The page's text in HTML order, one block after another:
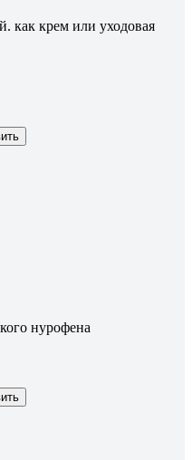
как крем или уходовая
нурофена